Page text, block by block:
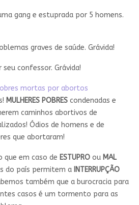
gang e estuprada por 5 homens.
graves de saúde. Grávida!
confessor. Grávida!
mortas por abortos
MULHERES POBREScondenadas e
caminhos abortivos de
Ódios de homens e de
que abortaram!
que em caso de ESTUPROou MAL
do país permitem aINTERRUPÇÃO
também que a burocracia para
casos é um tormento para as